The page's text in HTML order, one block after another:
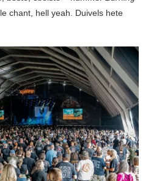
chant, hell yeah. Duivels hete